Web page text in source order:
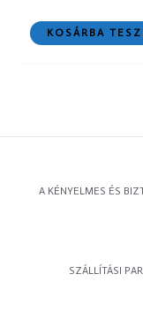
KOSÁRBA
A KÉNYELMES ÉS
SZÁLLÍTÁSI